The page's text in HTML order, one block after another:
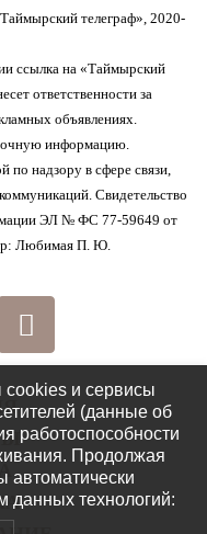
телеграф», 2020-
ссылка на «Таймырский
ответственности за
объявлениях.
информацию.
по надзору в сфере связи,
Свидетельство
ЭЛ № ФС 77-59649 от
Любимая П. Ю.
cookies и сервисы
(данные об
работоспособности
Продолжая
автоматически
данных технологий: